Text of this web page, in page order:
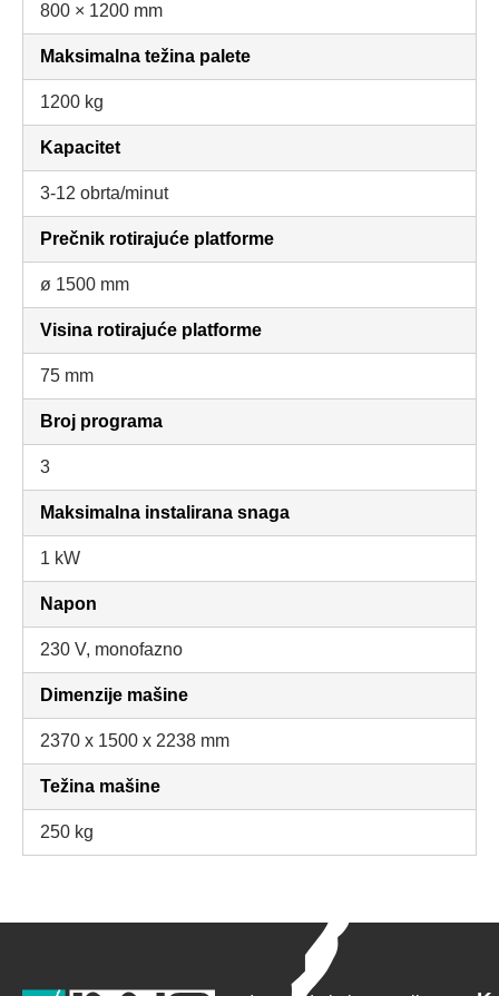
800 × 1200 mm
Maksimalna težina palete
1200 kg
Kapacitet
3-12 obrta/minut
Prečnik rotirajuće platforme
ø 1500 mm
Visina rotirajuće platforme
75 mm
Broj programa
3
Maksimalna instalirana snaga
1 kW
Napon
230 V, monofazno
Dimenzije mašine
2370 x 1500 x 2238 mm
Težina mašine
250 kg